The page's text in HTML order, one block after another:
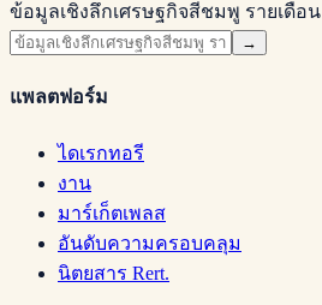
ข้อมูลเชิงลึกเศรษฐกิจสีชมพู รายเดือน
→
แพลตฟอร์ม
ไดเรกทอรี
งาน
มาร์เก็ตเพลส
อันดับความครอบคลุม
นิตยสาร Rert.